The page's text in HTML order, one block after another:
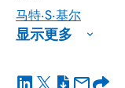
马特·S·基尔
显示更多